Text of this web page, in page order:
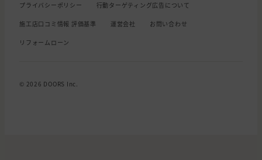
プライバシーポリシー 行動ターゲティング広告について
施工店口コミ情報 評価基準 運営会社 お問い合わせ
リフォームローン
© 2026 DOORS Inc.